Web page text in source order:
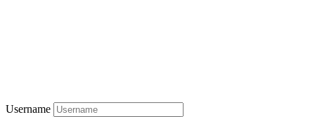
Username